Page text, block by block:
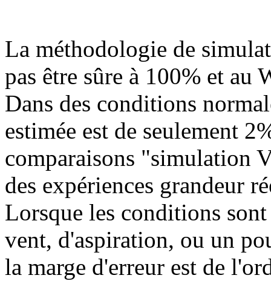
La méthodologie de
pas être sûre à 100% et au
Dans des conditions
estimée est de seulement
comparaisons "simulation
des expériences grandeur
Lorsque les conditions
vent, d'aspiration, ou un
la marge d'erreur est de